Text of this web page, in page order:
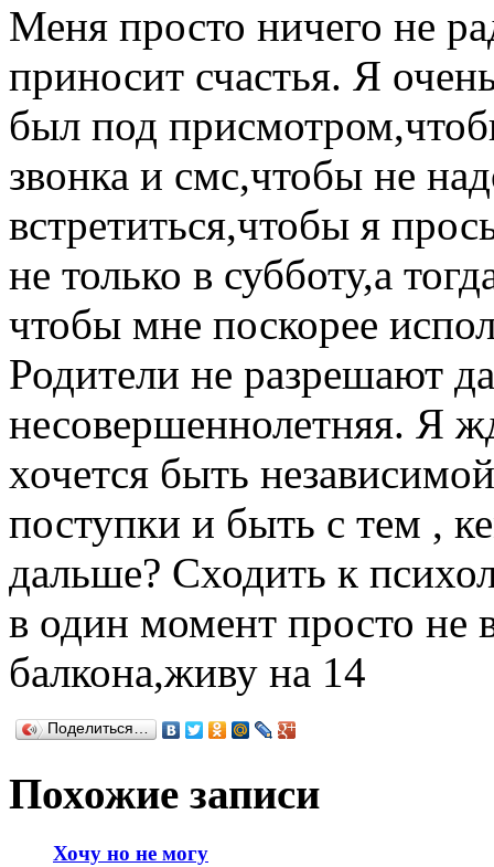
Меня просто ничего не
приносит счастья. Я
был под
звонка и смс,чтобы не
встретиться,чтобы я
не только в субботу,а
чтобы мне поскорее
Родители не разрешают
несовершеннолетняя. Я
хочется быть
поступки и быть с тем ,
дальше? Сходить к
в один момент просто не
балкона,живу на 14
Поделиться…
Похожие записи
Хочу но не могу